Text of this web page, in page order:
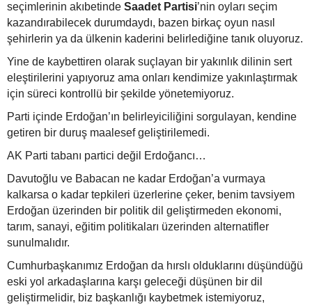
seçimlerinin akıbetinde Saadet Partisi’nin oyları seçim
kazandırabilecek durumdaydı, bazen birkaç oyun nasıl
şehirlerin ya da ülkenin kaderini belirlediğine tanık oluyoruz.
Yine de kaybettiren olarak suçlayan bir yakınlık dilinin sert
eleştirilerini yapıyoruz ama onları kendimize yakınlaştırmak
için süreci kontrollü bir şekilde yönetemiyoruz.
Parti içinde Erdoğan’ın belirleyiciliğini sorgulayan, kendine
getiren bir duruş maalesef geliştirilemedi.
AK Parti tabanı partici değil Erdoğancı…
Davutoğlu ve Babacan ne kadar Erdoğan’a vurmaya
kalkarsa o kadar tepkileri üzerlerine çeker, benim tavsiyem
Erdoğan üzerinden bir politik dil geliştirmeden ekonomi,
tarım, sanayi, eğitim politikaları üzerinden alternatifler
sunulmalıdır.
Cumhurbaşkanımız Erdoğan da hırslı olduklarını düşündüğü
eski yol arkadaşlarına karşı geleceği düşünen bir dil
geliştirmelidir, biz başkanlığı kaybetmek istemiyoruz,